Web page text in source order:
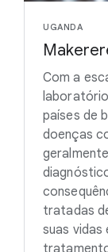
UGANDA
Com a
países de
doenças
tratadas
suas